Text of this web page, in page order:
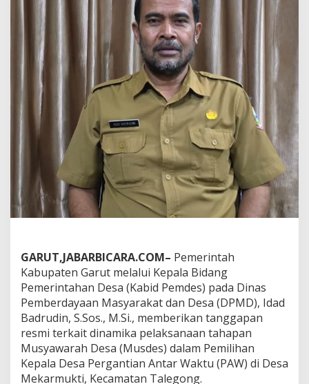
n
T
p
n
l
k
s
P
A
W
M
e
k
a
r
m
u
GARUT,JABARBICARA.COM– Pemerintah
Kabupaten Garut melalui Kepala Bidang
Pemerintahan Desa (Kabid Pemdes) pada Dinas
Pemberdayaan Masyarakat dan Desa (DPMD), Idad
Badrudin, S.Sos., M.Si., memberikan tanggapan
resmi terkait dinamika pelaksanaan tahapan
Musyawarah Desa (Musdes) dalam Pemilihan
Kepala Desa Pergantian Antar Waktu (PAW) di Desa
Mekarmukti, Kecamatan Talegong.